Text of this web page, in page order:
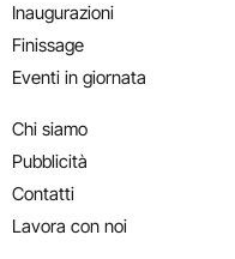
Inaugurazioni
Finissage
Eventi in giornata
Chi siamo
Pubblicità
Contatti
Lavora con noi